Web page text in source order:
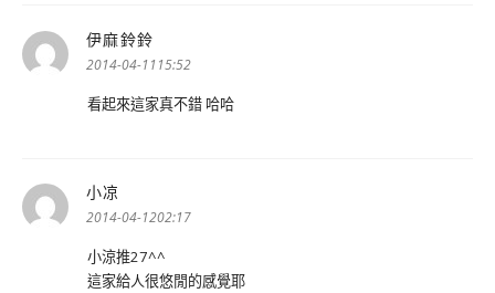
伊麻鈴鈴
示:
2014-04-1115:52
看起來這家真不錯 哈哈
小凉
示:
2014-04-1202:17
小涼推27^^
這家給人很悠閒的感覺耶